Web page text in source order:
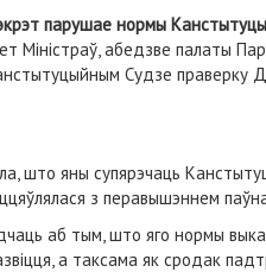
парушае нормы
абедзве палаты
Судзе
што яны супярэчаць
з перавышэннем
аб тым, што яго нормы
а таксама як сродак